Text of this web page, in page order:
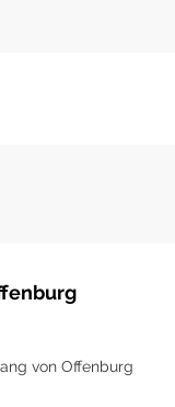
von Offenburg